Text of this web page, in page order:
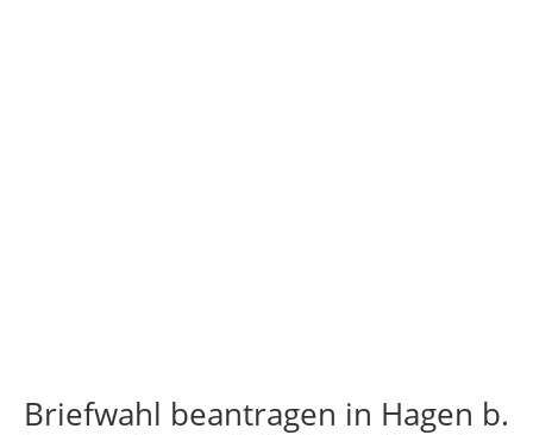
Briefwahl beantragen in Hagen b.